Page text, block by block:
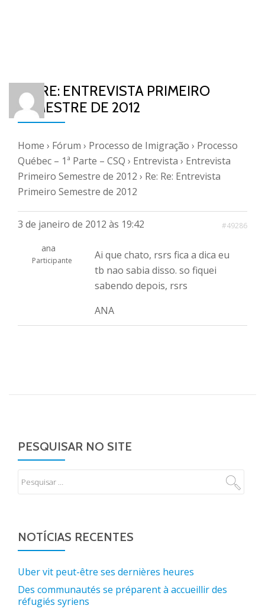
RE: RE: ENTREVISTA PRIMEIRO
SEMESTRE DE 2012
Home › Fórum › Processo de Imigração › Processo
Québec – 1ª Parte – CSQ › Entrevista › Entrevista
Primeiro Semestre de 2012 › Re: Re: Entrevista
Primeiro Semestre de 2012
3 de janeiro de 2012 às 19:42 #49286
ana
Participante
Ai que chato, rsrs fica a dica eu
tb nao sabia disso. so fiquei
sabendo depois, rsrs
ANA
PESQUISAR NO SITE
NOTÍCIAS RECENTES
Uber vit peut-être ses dernières heures
Des communautés se préparent à accueillir des
réfugiés syriens